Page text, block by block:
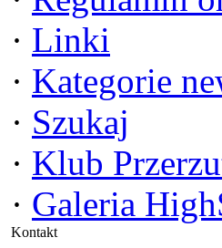
· Linki
· Kategorie
· Szukaj
· Klub
· Galeria
Kontakt